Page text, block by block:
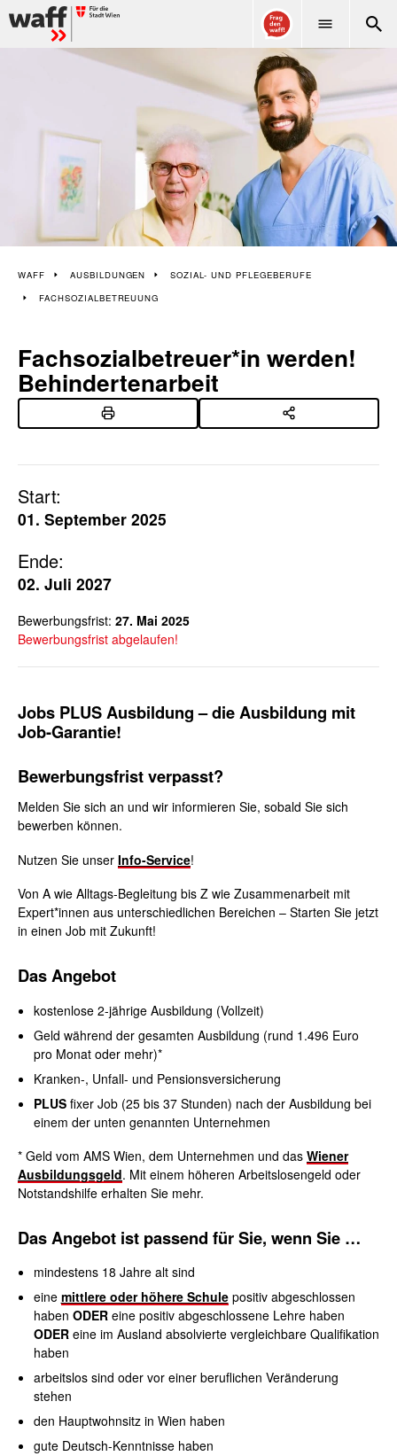
WAFF AUSBILDUNGEN
SOZIAL- UND PFLEGEBERUFE
FACHSOZIALBETREUUNG
Fachsozialbetreuer*in werden!
Behindertenarbeit
Start:
01. September 2025
Ende:
02. Juli 2027
Bewerbungsfrist: 27. Mai 2025
Bewerbungsfrist abgelaufen!
Jobs PLUS Ausbildung– die Ausbildung mit
Job-Garantie!
Bewerbungsfrist verpasst?
Melden Sie sich an und wir informieren Sie, sobald Sie sich
bewerben können.
Nutzen Sie unser Info-Service!
Von A wie Alltags-Begleitung bis Z wie Zusammenarbeit mit
Expert*innen aus unterschiedlichen Bereichen – Starten Sie jetzt
in einen Job mit Zukunft!
DasAngebot
kostenlose 2-jährige Ausbildung (Vollzeit)
Geld während der gesamten Ausbildung (rund 1.496 Euro
pro Monat oder mehr)*
Kranken-, Unfall- und Pensionsversicherung
PLUSfixer Job (25 bis 37 Stunden) nach der Ausbildung bei
einem der unten genannten Unternehmen
* Geld vom AMS Wien, dem Unternehmen und das Wiener
Ausbildungsgeld. Mit einem höheren Arbeitslosengeld oder
Notstandshilfe erhalten Sie mehr.
Das Angebot ist passend für Sie, wenn Sie …
mindestens 18 Jahre alt sind
eine mittlere oder höhere Schulepositiv abgeschlossen
haben ODER eine positiv abgeschlossene Lehre haben
ODER eine im Ausland absolvierte vergleichbare Qualifikation
haben
arbeitslos sind oder vor einer beruflichen Veränderung
stehen
den Hauptwohnsitz in Wien haben
gute Deutsch-Kenntnisse haben